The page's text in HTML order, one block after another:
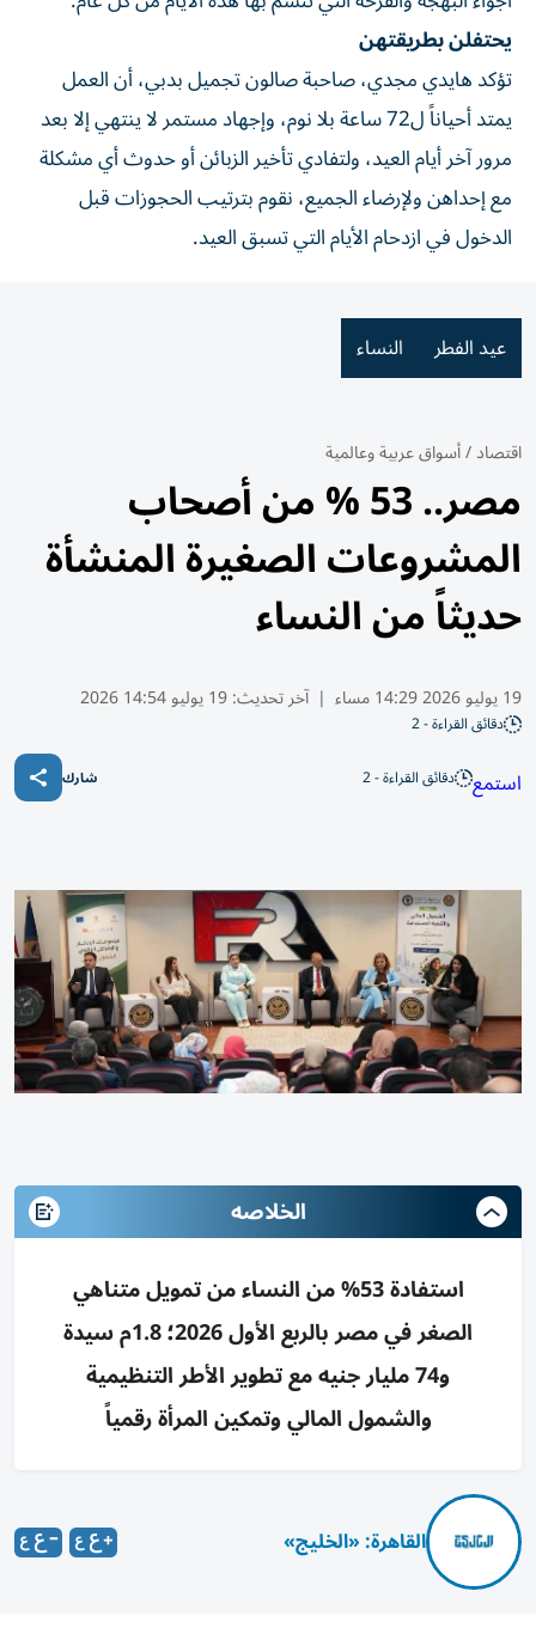
يحتفلن بطريقتهن
تؤكد هايدي مجدي، صاحبة صالون تجميل بدبي، أن العمل
يمتد أحياناً ل72 ساعة بلا نوم، وإجهاد مستمر لا ينتهي إلا بعد
مرور آخر أيام العيد، ولتفادي تأخير الزبائن أو حدوث أي مشكلة
مع إحداهن ولإرضاء الجميع، نقوم بترتيب الحجوزات قبل
الدخول في ازدحام الأيام التي تسبق العيد.
عيد الفطر النساء
اقتصاد/أسواق عربية وعالمية
مصر.. 53 % من أصحاب
المشروعات الصغيرة المنشأة
حديثاً من النساء
19 يوليو 2026 14:29 مساء | آخر تحديث:19 يوليو 14:54 2026
دقائق القراءة - 2
استمع دقائق القراءة - 2 شارك
الخلاصه
استفادة 53% من النساء من تمويل متناهي
الصغر في مصر بالربع الأول 2026؛ 1.8م سيدة
و74 مليار جنيه مع تطوير الأطر التنظيمية
والشمول المالي وتمكين المرأة رقمياً
القاهرة: «الخليج»